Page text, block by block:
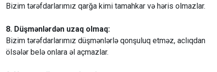
Bizim tərəfdarlarımız qarğa kimi tamahkar və həris olmazlar.
8. Düşmənlərdən uzaq olmaq:
Bizim tərəfdarlarımız düşmənlərlə qonşuluq etməz, aclıqdan
ölsələr belə onlara əl açmazlar.